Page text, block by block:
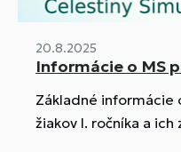
20.8.2025
Informácie o MS
Základné informácie
žiakov I. ročníka a ich